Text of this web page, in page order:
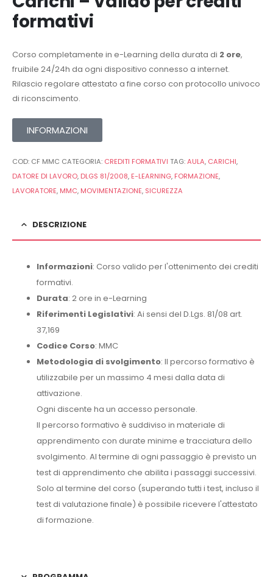
formativi
Corso completamente in e-Learning della durata di 2 ore,
fruibile 24/24h da ogni dispositivo connesso a internet.
Rilascio regolare attestato a fine corso con protocollo univoco
di riconscimento.
INFORMAZIONI
COD: CF MMC CATEGORIA: CREDITI FORMATIVI TAG:AULA, CARICHI,
DATORE DI LAVORO, DLGS 81/2008, E-LEARNING, FORMAZIONE,
LAVORATORE, MMC, MOVIMENTAZIONE, SICUREZZA
DESCRIZIONE
Informazioni: Corso valido per l'ottenimento dei crediti
formativi.
Durata: 2 ore in e-Learning
Riferimenti Legislativi: Ai sensi del D.Lgs. 81/08 art.
37,169
Codice Corso: MMC
Metodologia di svolgimento: Il percorso formativo è
utilizzabile per un massimo 4 mesi dalla data di
attivazione.
Ogni discente ha un accesso personale.
Il percorso formativo è suddiviso in materiale di
apprendimento con durate minime e tracciatura dello
svolgimento. Al termine di ogni passaggio è previsto un
test di apprendimento che abilita i passaggi successivi.
Solo al termine del corso (superando tutti i test, incluso il
test di valutazione finale) è possibile ricevere l'attestato
di formazione.